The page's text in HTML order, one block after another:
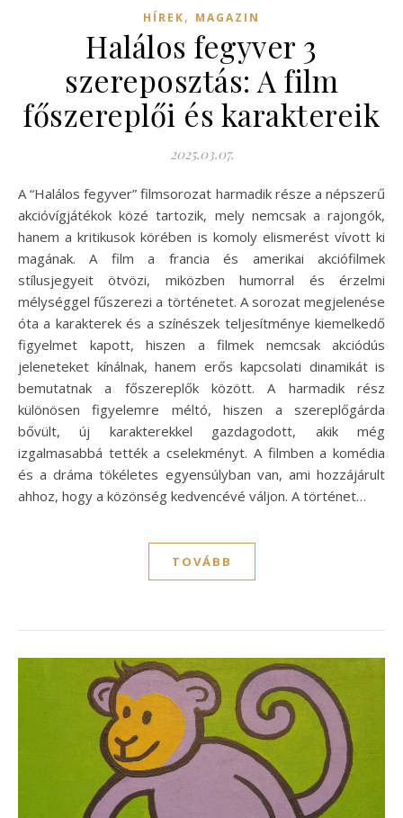
HÍREK, MAGAZIN
Halálos fegyver 3
szereposztás: A film
főszereplői és karaktereik
2025.03.07.
A “Halálos fegyver” filmsorozat harmadik része a népszerű
akcióvígjátékok közé tartozik, mely nemcsak a rajongók,
hanem a kritikusok körében is komoly elismerést vívott ki
magának. A film a francia és amerikai akciófilmek
stílusjegyeit ötvözi, miközben humorral és érzelmi
mélységgel fűszerezi a történetet. A sorozat megjelenése
óta a karakterek és a színészek teljesítménye kiemelkedő
figyelmet kapott, hiszen a filmek nemcsak akciódús
jeleneteket kínálnak, hanem erős kapcsolati dinamikát is
bemutatnak a főszereplők között. A harmadik rész
különösen figyelemre méltó, hiszen a szereplőgárda
bővült, új karakterekkel gazdagodott, akik még
izgalmasabbá tették a cselekményt. A filmben a komédia
és a dráma tökéletes egyensúlyban van, ami hozzájárult
ahhoz, hogy a közönség kedvencévé váljon. A történet…
TOVÁBB